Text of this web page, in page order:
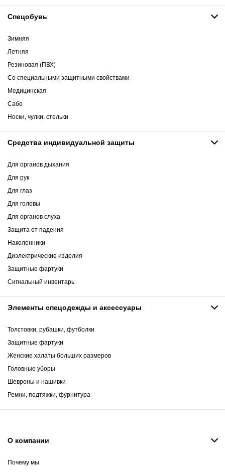
Спецобувь
Зимняя
Летняя
Резиновая (ПВХ)
Со специальными защитными свойствами
Медицинская
Сабо
Носки, чулки, стельки
Средства индивидуальной защиты
Для органов дыхания
Для рук
Для глаз
Для головы
Для органов слуха
Защита от падения
Наколенники
Диэлектрические изделия
Защитные фартуки
Сигнальный инвентарь
Элементы спецодежды и аксессуары
Толстовки, рубашки, футболки
Защитные фартуки
Женские халаты больших размеров
Головные уборы
Шевроны и нашивки
Ремни, подтяжки, фурнитура
О компании
Почему мы